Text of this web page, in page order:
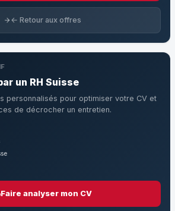
← Retour aux offres
un RH Suisse
personnalisés pour optimiser votre CV et
de décrocher un entretien.
Faire analyser mon CV